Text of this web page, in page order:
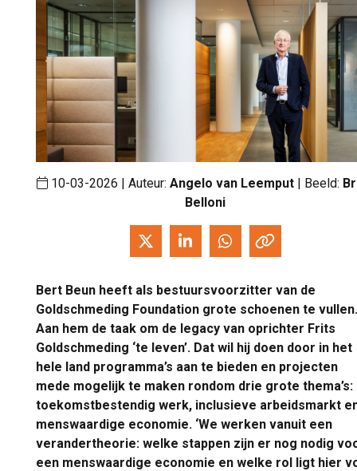
10-03-2026 | Auteur: Angelo van Leemput| Beeld:
Belloni
Bert Beun heeft als bestuursvoorzitter van de
Goldschmeding Foundation grote schoenen te vullen.
Aan hem de taak om de legacy van oprichter Frits
Goldschmeding ‘te leven’. Dat wil hij doen door in het
hele land programma’s aan te bieden en projecten
mede mogelijk te maken rondom drie grote thema’s:
toekomstbestendig werk, inclusieve arbeidsmarkt
menswaardige economie. ‘We werken vanuit een
verandertheorie: welke stappen zijn er nog nodig
een menswaardige economie en welke rol ligt hier